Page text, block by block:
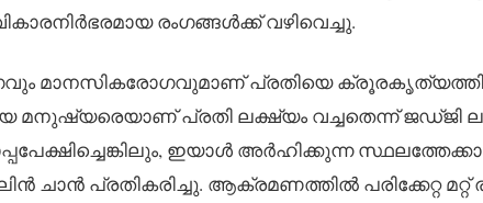
രംഗങ്ങൾക്ക് വഴിവെച്ചു.
മാനസികരോഗവുമാണ് പ്രതിയെ ക്രൂരകൃത്യത്തിന്
മനുഷ്യരെയാണ് പ്രതി ലക്ഷ്യം വച്ചതെന്ന് ജഡ്ജി
ഇയാൾ അർഹിക്കുന്ന
ചാൻ പ്രതികരിച്ചു. ആക്രമണത്തിൽ പരിക്കേറ്റ മറ്റ്